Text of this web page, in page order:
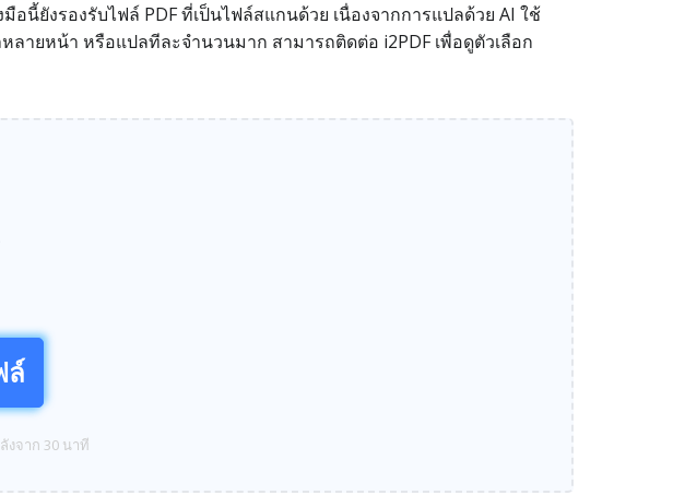
นี้ยังรองรับไฟล์ PDF ที่เป็นไฟล์สแกนด้วย เนื่องจากการแปลด้วย AI ใช้
ายหน้า หรือแปลทีละจำนวนมาก สามารถติดต่อ i2PDF เพื่อดูตัวเลือก
ล์
จาก 30 นาที